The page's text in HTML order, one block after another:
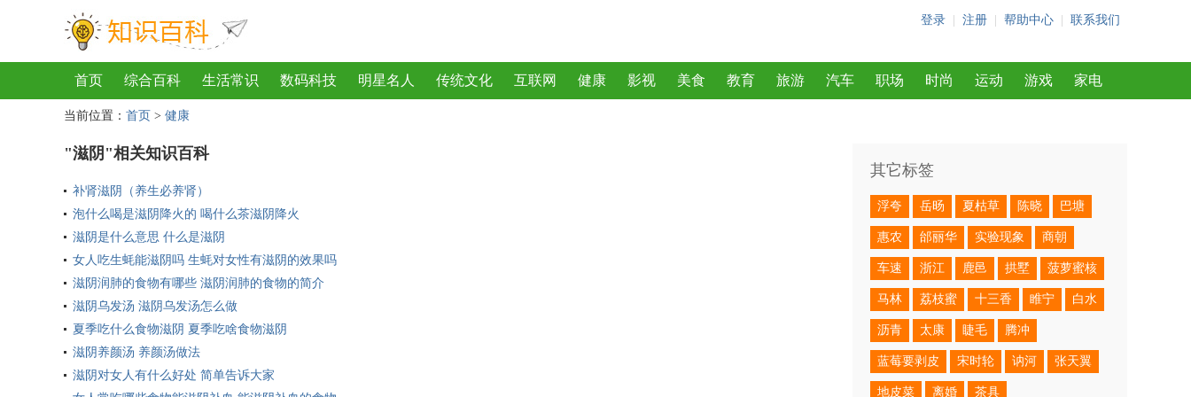
登录 注册 帮助中心 联系我们
首页 综合百科 生活常识 数码科技 明星名人 传统文化 互联网 健康 影视 美食 教育 旅游 汽车 职场 时尚 运动 游戏 家电
地理 房产 金融
当前位置： 首页 > 健康
"滋阴"相关知识百科
补肾滋阴（养生必养肾）
泡什么喝是滋阴降火的 喝什么茶滋阴降火
滋阴是什么意思 什么是滋阴
女人吃生蚝能滋阴吗 生蚝对女性有滋阴的效果吗
滋阴润肺的食物有哪些 滋阴润肺的食物的简介
滋阴乌发汤 滋阴乌发汤怎么做
夏季吃什么食物滋阴 夏季吃啥食物滋阴
滋阴养颜汤 养颜汤做法
滋阴对女人有什么好处 简单告诉大家
其它标签
浮夸 岳旸 夏枯草 陈晓 巴塘
惠农 邰丽华 实验现象 商朝
车速 浙江 鹿邑 拱墅 菠萝蜜核
马林 荔枝蜜 十三香 睢宁 白水
沥青 太康 睫毛 腾冲
蓝莓要剥皮 宋时轮 讷河 张天翼
地皮菜 离婚 茶具